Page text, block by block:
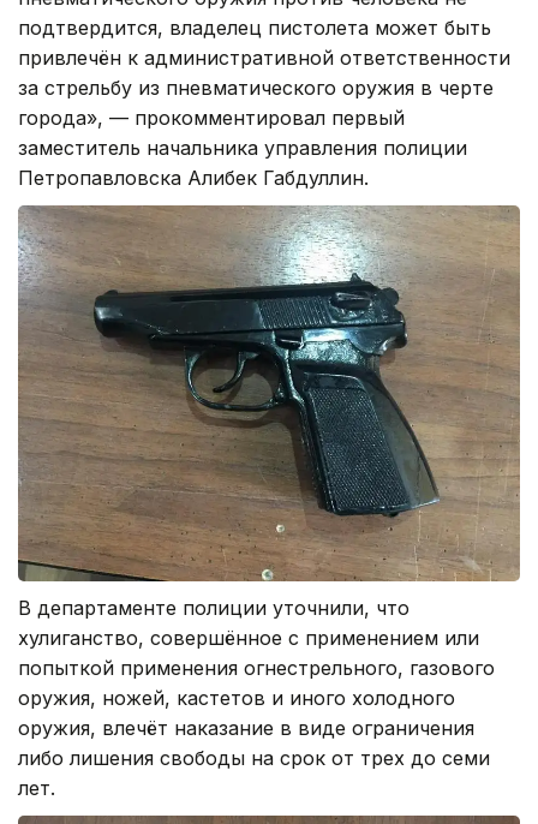
подтвердится, владелец пистолета может быть
привлечён к административной ответственности
за стрельбу из пневматического оружия в черте
города», — прокомментировал первый
заместитель начальника управления полиции
Петропавловска Алибек Габдуллин.
В департаменте полиции уточнили, что
хулиганство, совершённое с применением или
попыткой применения огнестрельного, газового
оружия, ножей, кастетов и иного холодного
оружия, влечёт наказание в виде ограничения
либо лишения свободы на срок от трех до семи
лет.